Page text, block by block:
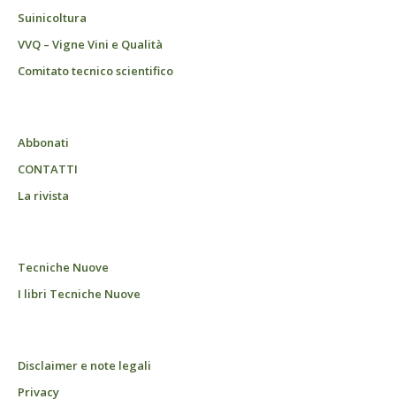
Suinicoltura
VVQ – Vigne Vini e Qualità
Comitato tecnico scientifico
Abbonati
CONTATTI
La rivista
Tecniche Nuove
I libri Tecniche Nuove
Disclaimer e note legali
Privacy